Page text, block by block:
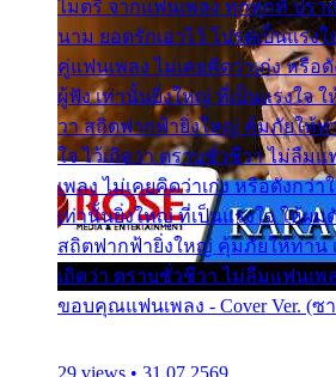
ไมตรี จากแฟนเพลง ทุกทุกที่ ปร
นาม ยอดรักเอาไว้ โปรดเป็นแรง
คู่แฟนเพลง ไม่เคยคิดว่าเก่ง หรือ
ผู้ฟัง เท่านั้นยิ่งใหญ่ ที่เป็นแรงใจ
วา สถิตฟากฟ้ายิ่งใหญ่ คุ้มภัยให้ท่
ใจ ไว้เถิดว่า ตราบชั่วชีวา ไม่ลืม
เพลง ไม่เคยคิดว่าเก่ง หรือดังกว่
เท่านั้นยิ่งใหญ่ ที่เป็นแรงใจ ให้ผม
สถิตฟากฟ้ายิ่งใหญ่ คุ้มภัยให้ท่าน
เถิดว่า ตราบชั่วชีวา ไม่ลืมแฟนเพ
ขอบคุณแฟนเพลง - Cover Ver. (ซ
29 views • 31.07.2569